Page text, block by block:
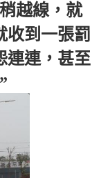
越線，就
收到一張罰
連連，甚至